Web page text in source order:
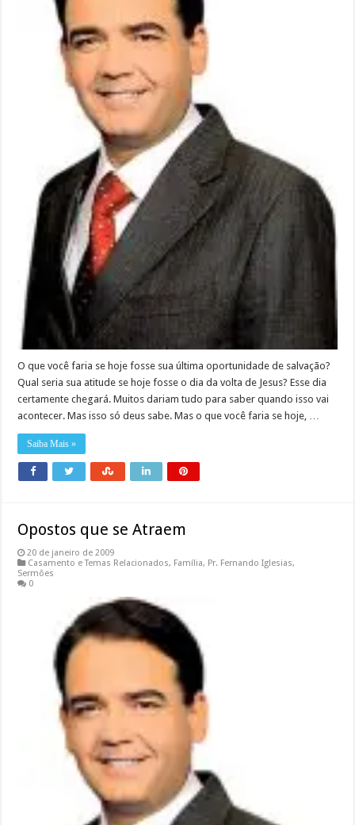
O que você faria se hoje fosse sua última oportunidade de salvação?
Qual seria sua atitude se hoje fosse o dia da volta de Jesus? Esse dia
certamente chegará. Muitos dariam tudo para saber quando isso vai
acontecer. Mas isso só deus sabe. Mas o que você faria se hoje, …
Saiba Mais »
Opostos que se Atraem
20 de janeiro de 2009
Casamento e Temas Relacionados, Família, Pr. Fernando Iglesias,
Sermões
0